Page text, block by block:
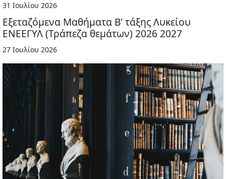
31 Ιουλίου 2026
Εξεταζόμενα Μαθήματα Β' τάξης Λυκείου
ΕΝΕΕΓΥΛ (Τράπεζα θεμάτων) 2026 2027
27 Ιουλίου 2026